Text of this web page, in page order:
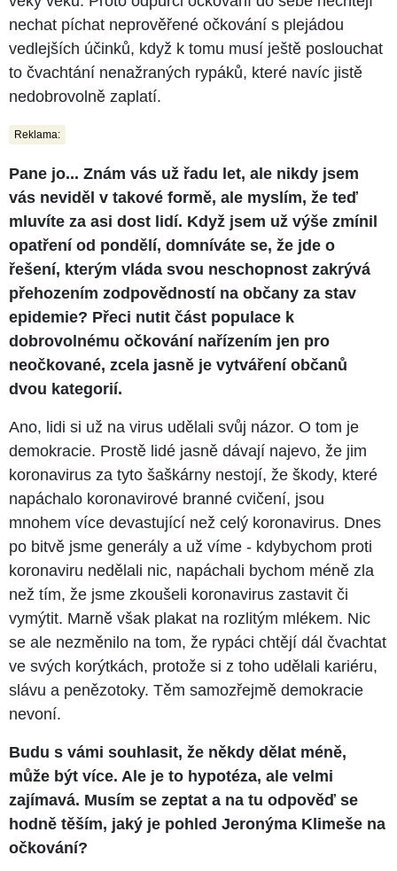
nechat píchat neprověřené očkování s plejádou
vedlejších účinků, když k tomu musí ještě poslouchat
to čvachtání nenažraných rypáků, které navíc jistě
nedobrovolně zaplatí.
Reklama:
Pane jo... Znám vás už řadu let, ale nikdy jsem
vás neviděl v takové formě, ale myslím, že teď
mluvíte za asi dost lidí. Když jsem už výše zmínil
opatření od pondělí, domníváte se, že jde o
řešení, kterým vláda svou neschopnost zakrývá
přehozením zodpovědností na občany za stav
epidemie? Přeci nutit část populace k
dobrovolnému očkování nařízením jen pro
neočkované, zcela jasně je vytváření občanů
dvou kategorií.
Ano, lidi si už na virus udělali svůj názor. O tom je
demokracie. Prostě lidé jasně dávají najevo, že jim
koronavirus za tyto šaškárny nestojí, že škody, které
napáchalo koronavirové branné cvičení, jsou
mnohem více devastující než celý koronavirus. Dnes
po bitvě jsme generály a už víme - kdybychom proti
koronaviru nedělali nic, napáchali bychom méně zla
než tím, že jsme zkoušeli koronavirus zastavit či
vymýtit. Marně však plakat na rozlitým mlékem. Nic
se ale nezměnilo na tom, že rypáci chtějí dál čvachtat
ve svých korýtkách, protože si z toho udělali kariéru,
slávu a penězotoky. Těm samozřejmě demokracie
nevoní.
Budu s vámi souhlasit, že někdy dělat méně,
může být více. Ale je to hypotéza, ale velmi
zajímavá. Musím se zeptat a na tu odpověď se
hodně těším, jaký je pohled Jeronýma Klimeše na
očkování?